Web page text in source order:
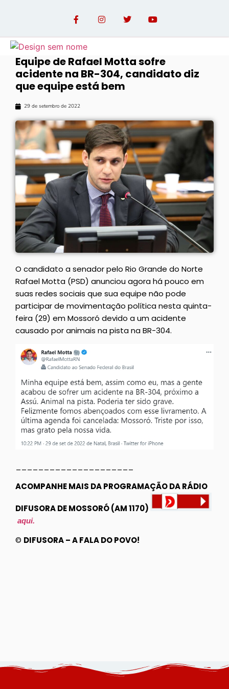
Equipe de Rafael Motta sofre
acidente na BR-304, candidato diz
que equipe está bem
29 de setembro de 2022
O candidato a senador pelo Rio Grande do Norte
Rafael Motta (PSD) anunciou agora há pouco em
suas redes sociais que sua equipe não pode
participar de movimentação política nesta quinta-
feira (29) em Mossoró devido a um acidente
causado por animais na pista na BR-304.
ACOMPANHE MAIS DA PROGRAMAÇÃO DA RÁDIO
DIFUSORA DE MOSSORÓ (AM 1170)
aqui.
© DIFUSORA – A FALA DO POVO!